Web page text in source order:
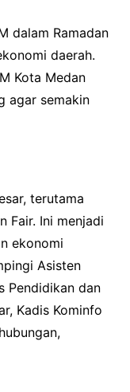
dalam Ramadan
daerah.
Kota Medan
agar semakin
terutama
Fair. Ini menjadi
ekonomi
Asisten
Pendidikan dan
Kadis Kominfo